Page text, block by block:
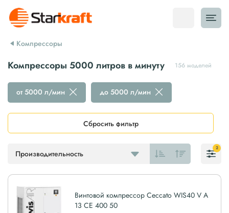
Компрессоры
Компрессоры 5000 литров в минуту 156 моделей
Производительность
от 5000 л/мин до 5000 л/мин
Сбросить фильтр
2
Винтовой компрессор Ceccato WIS40 V A
13 CE 400 50